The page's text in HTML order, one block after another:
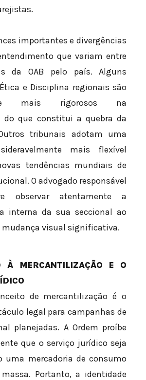
importantes e divergências
que variam entre
da OAB pelo país. Alguns
e Disciplina regionais são
mais rigorosos na
do que constitui a quebra da
tribunais adotam uma
mais flexível
tendências mundiais de
O advogado responsável
observar atentamente a
interna da sua seccional ao
mudança visual significativa.
À MERCANTILIZAÇÃO E O
de mercantilização é o
legal para campanhas de
planejadas. A Ordem proíbe
que o serviço jurídico seja
uma mercadoria de consumo
Portanto, a identidade